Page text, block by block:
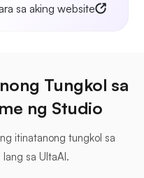
sa aking website
Tungkol sa
ng Studio
itinatanong tungkol sa
sa UltaAI.